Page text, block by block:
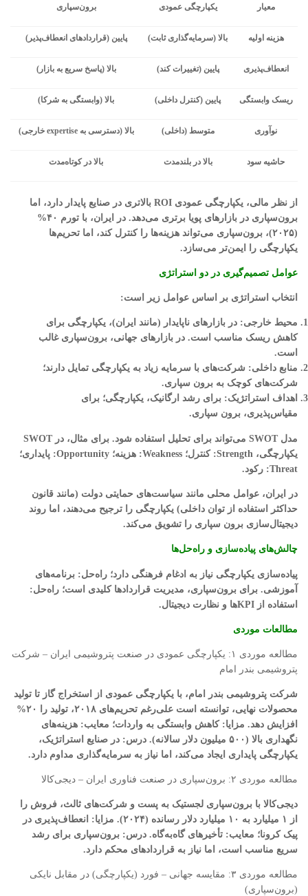
معیار یکپارچگی عمودی برون‌سپاری
هزینه اولیه بالا (سرمایه‌گذاری ثابت) پایین (قراردادهای انعطاف‌پذیر)
انعطاف‌پذیری پایین (تغییرات کند) بالا (پاسخ سریع به بازار)
ریسک وابستگی پایین (کنترل داخلی) بالا (وابستگی به شرکا)
نوآوری متوسط (داخلی) بالا (دسترسی به expertise خارجی)
حاشیه سود بالا در بلندمدت بالا در کوتاه‌مدت
از نظر مالی، یکپارچگی عمودی ROI بالاتری در صنایع پایدار دارد، اما
برون‌سپاری در بازارهای پویا برتری می‌دهد. در ایران، با تورم ۴۰%
(۲۰۲۵)، برون‌سپاری می‌تواند هزینه‌ها را کنترل کند، اما تحریم‌ها
یکپارچگی را ایمن‌تر می‌سازد.
عوامل تصمیم‌گیری در دو استراتژی
انتخاب استراتژی بر اساس عوامل زیر است:
محیط خارجی: در بازارهای ناپایدار (مانند ایران)، یکپارچگی برای
کاهش ریسک مناسب است. در بازارهای جهانی، برون‌سپاری غالب
است.
منابع داخلی: شرکت‌های با سرمایه زیاد به یکپارچگی تمایل دارند؛
شرکت‌های کوچک به برون سپاری.
اهداف استراتژیک: برای رشد ارگانیک، یکپارچگی؛ برای
مقیاس‌پذیری، برون سپاری.
مدل SWOT می‌تواند برای تحلیل استفاده شود. برای مثال، در SWOT
یکپارچگی، Strength: کنترل؛ Weakness: هزینه؛ Opportunity: پایداری؛
Threat: رکود.
در ایران، عوامل محلی مانند سیاست‌های حمایتی دولت (مانند قانون
حداکثر استفاده از توان داخلی) یکپارچگی را ترجیح می‌دهند، اما روند
دیجیتال‌سازی برون سپاری را تشویق می‌کند.
چالش‌های پیاده‌سازی و راه‌حل‌ها
پیاده‌سازی یکپارچگی نیاز به ادغام فرهنگی دارد؛ راه‌حل: برنامه‌های
آموزشی. برای برون‌سپاری، مدیریت قراردادها کلیدی است؛ راه‌حل:
استفاده از KPIها و نظارت دیجیتال.
مطالعات موردی
مطالعه موردی ۱: یکپارچگی عمودی در صنعت پتروشیمی ایران – شرکت
پتروشیمی بندر امام
شرکت پتروشیمی بندر امام، با یکپارچگی عمودی از استخراج گاز تا تولید
محصولات نهایی، توانسته است علی‌رغم تحریم‌های ۲۰۱۸، تولید را ۲۰%
افزایش دهد. مزایا: کاهش وابستگی به واردات؛ معایب: هزینه‌های
نگهداری بالا (۵۰۰ میلیون دلار سالانه). درس: در صنایع استراتژیک،
یکپارچگی پایداری ایجاد می‌کند، اما نیاز به سرمایه‌گذاری مداوم دارد.
مطالعه موردی ۲: برون‌سپاری در صنعت فناوری ایران – دیجی‌کالا
دیجی‌کالا با برون‌سپاری لجستیک به پست و شرکت‌های ثالث، فروش را
از ۱ میلیارد به ۱۰ میلیارد دلار رسانده (۲۰۲۴). مزایا: انعطاف‌پذیری در
پیک کرونا؛ معایب: تأخیرهای گاه‌به‌گاه. درس: برون‌سپاری برای رشد
سریع مناسب است، اما نیاز به قراردادهای محکم دارد.
مطالعه موردی ۳: مقایسه جهانی – فورد (یکپارچگی) در مقابل نایکی
(برون‌سپاری)